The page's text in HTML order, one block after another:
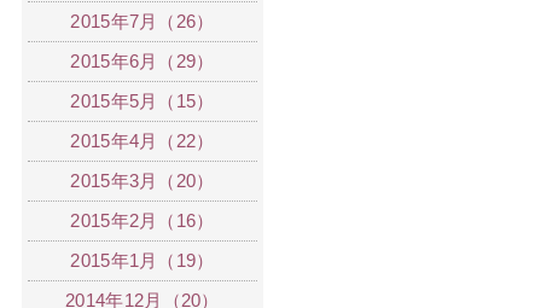
2015年7月（26）
2015年6月（29）
2015年5月（15）
2015年4月（22）
2015年3月（20）
2015年2月（16）
2015年1月（19）
2014年12月（20）